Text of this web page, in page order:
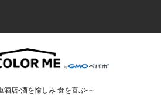
酒店-酒を愉しみ 食を喜ぶ-～